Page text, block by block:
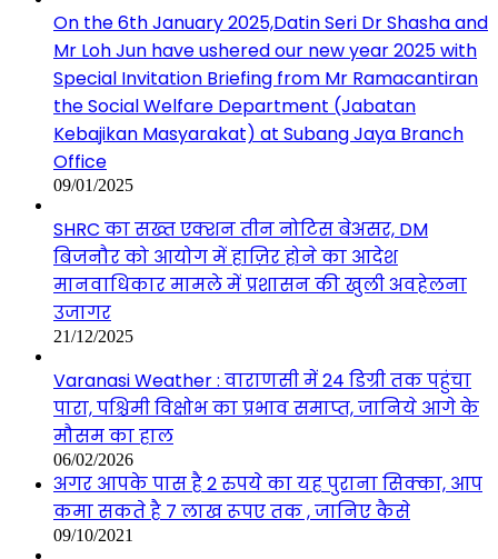
On the 6th January 2025,Datin Seri Dr Shasha and
Mr Loh Jun have ushered our new year 2025 with
Special Invitation Briefing from Mr Ramacantiran
the Social Welfare Department (Jabatan
Kebajikan Masyarakat) at Subang Jaya Branch
Office
09/01/2025
SHRC का सख्त एक्शन तीन नोटिस बेअसर, DM
बिजनौर को आयोग में हाज़िर होने का आदेश
मानवाधिकार मामले में प्रशासन की खुली अवहेलना
उजागर
21/12/2025
Varanasi Weather : वाराणसी में 24 डिग्री तक पहुंचा
पारा, पश्चिमी विक्षोभ का प्रभाव समाप्त, जानिये आगे के
मौसम का हाल
06/02/2026
अगर आपके पास है 2 रुपये का यह पुराना सिक्का, आप
कमा सकते है 7 लाख रूपए तक , जानिए कैसे
09/10/2021